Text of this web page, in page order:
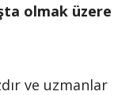
olmak üzere
ve uzmanlar